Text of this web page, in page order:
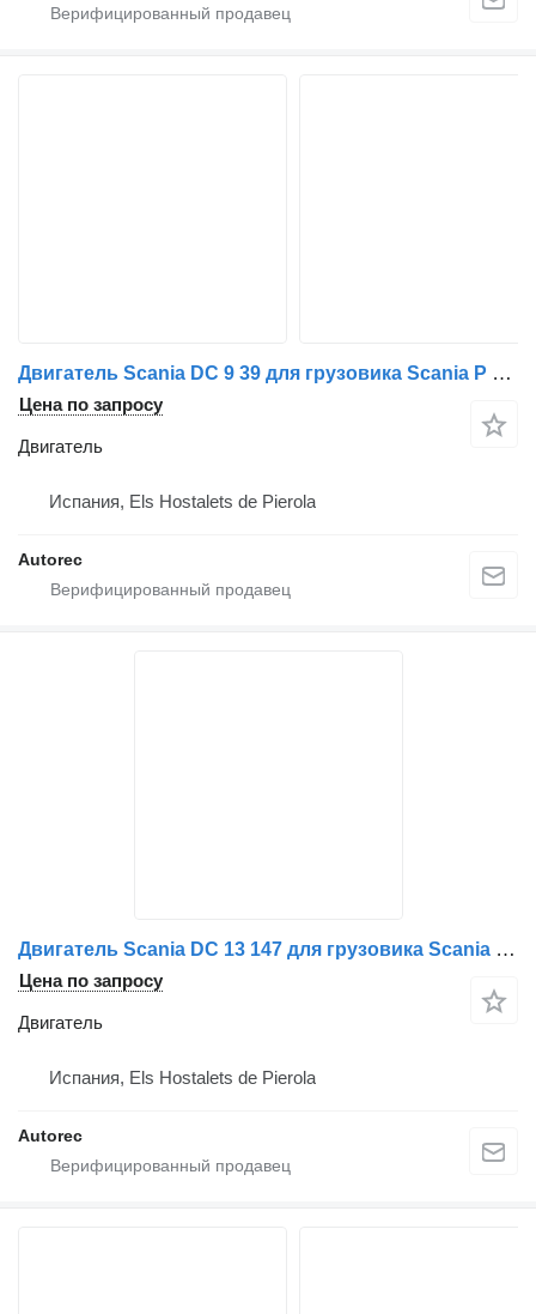
Двигатель Scania DC 9 39 для грузовика Scania P P230
Цена по запросу
Двигатель
Испания, Els Hostalets de Pierola
Autorec
Двигатель Scania DC 13 147 для грузовика Scania R R450
Цена по запросу
Двигатель
Испания, Els Hostalets de Pierola
Autorec